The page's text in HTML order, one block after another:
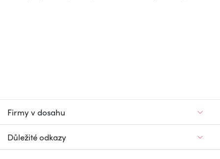
Firmy v dosahu
Důležité odkazy